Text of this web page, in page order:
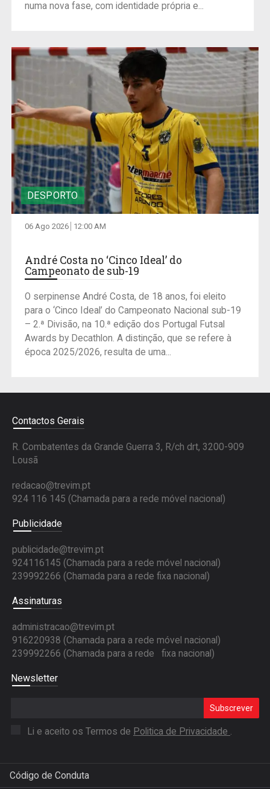
numa nova fase, com identidade própria e...
DESPORTO
06 Ago 2026 12:00 AM
André Costa no ‘Cinco Ideal’ do
Campeonato de sub-19
O serpinense André Costa, de 18 anos, foi eleito
para o ‘Cinco Ideal’ do Campeonato Nacional sub-19
– 2.ª Divisão, na 10.ª edição dos Portugal Futsal
Awards by Decathlon. A distinção, que se refere à
época 2025/2026, resulta de uma...
Contactos Gerais
R. Combatentes da Grande Guerra 3, R/ch drt, 3200-909
Lousã
redacao@trevim.pt
924 116 145 (Chamada para a rede móvel nacional)
Publicidade
publicidade@trevim.pt
924116145 (Chamada para a rede móvel nacional)
239992266 (Chamada para a rede fixa nacional)
Assinaturas
administracao@trevim.pt
916220938 (Chamada para a rede móvel nacional)
239992266 (Chamada para a rede fixa nacional)
Newsletter
Subscrever
Li e aceito os Termos de Politica de Privacidade .
Código de Conduta